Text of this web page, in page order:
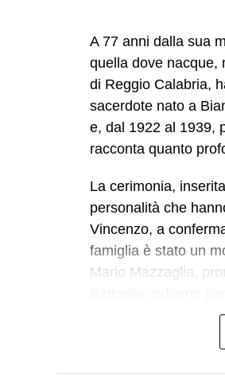
A 77 anni dalla sua
quella dove nacque,
di Reggio Calabria,
sacerdote nato a
e, dal 1922 al 1939,
racconta quanto
La cerimonia,
personalità che
Vincenzo, a
famiglia è stato un
Mario Mazzaglia,
«Anche se non
sorella di Mario – ci
colpiti di più è stata